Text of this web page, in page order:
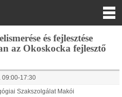
és fejlesztése
az Okoskocka fejlesztő
09:00-17:30
Szakszolgálat Makói